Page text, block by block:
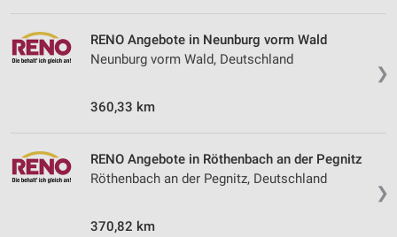
❯
RENO Angebote in Neunburg vorm Wald
Neunburg vorm Wald, Deutschland
360,33 km
❯
RENO Angebote in Röthenbach an der Pegnitz
Röthenbach an der Pegnitz, Deutschland
370,82 km
Erstellung von Profilen zur Personalisierung
von Inhalten
Verwendung von Profilen zur Auswahl
Messung der Werbeleistung
Analyse von Zielgruppen durch Statistiken oder